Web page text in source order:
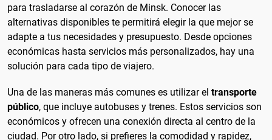
para trasladarse al corazón de Minsk. Conocer las
alternativas disponibles te permitirá elegir la que mejor se
adapte a tus necesidades y presupuesto. Desde opciones
económicas hasta servicios más personalizados, hay una
solución para cada tipo de viajero.
Una de las maneras más comunes es utilizar el transporte
público, que incluye autobuses y trenes. Estos servicios son
económicos y ofrecen una conexión directa al centro de la
ciudad. Por otro lado, si prefieres la comodidad y rapidez,